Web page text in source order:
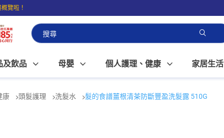
覽啦！
即可免費店取。
及飲品 母嬰 個人護理、健康 家居生活
康 頭髮護理 洗髮水 髮的食譜薑根清茶防斷豐盈洗髮露 510G